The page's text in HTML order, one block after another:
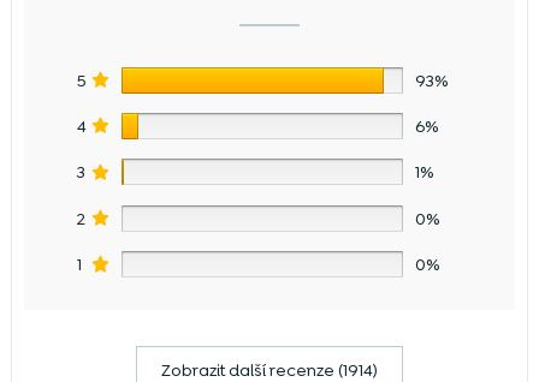
5 93%
4 6%
3 1%
2 0%
1 0%
Zobrazit další recenze (1914)